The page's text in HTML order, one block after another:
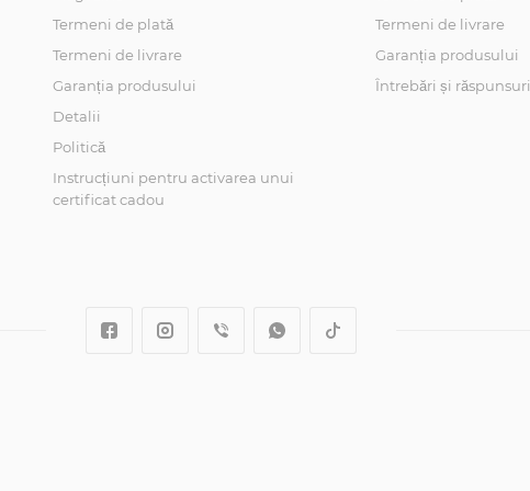
Termeni de plată
Termeni de livrare
Garanția produsului
Detalii
Politică
Instrucțiuni pentru activarea unui
certificat cadou
Termeni de livrare
Garanția produsului
Întrebări și răspunsuri